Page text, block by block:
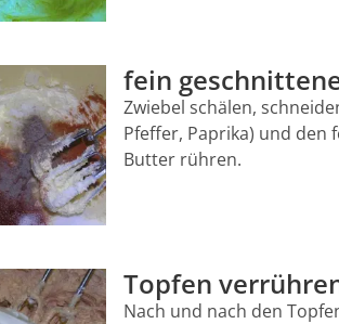
fein
Zwiebel schälen,
Pfeffer, Paprika) und den
Butter rühren.
Topfen
Nach und nach den